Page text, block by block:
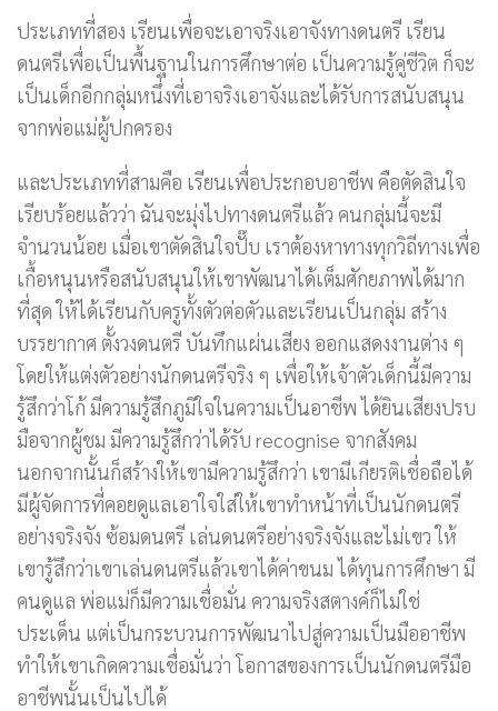
ประเภทที่สอง เรียนเพื่อจะเอาจริงเอาจังทางดนตรี เรียน
ดนตรีเพื่อเป็นพื้นฐานในการศึกษาต่อ เป็นความรู้คู่ชีวิต ก็จะ
เป็นเด็กอีกกลุ่มหนึ่งที่เอาจริงเอาจังและได้รับการสนับสนุน
จากพ่อแม่ผู้ปกครอง
และประเภทที่สามคือ เรียนเพื่อประกอบอาชีพ คือตัดสินใจ
เรียบร้อยแล้วว่า ฉันจะมุ่งไปทางดนตรีแล้ว คนกลุ่มนี้จะมี
จำนวนน้อย เมื่อเขาตัดสินใจปั๊บ เราต้องหาทางทุกวิถีทางเพื่อ
เกื้อหนุนหรือสนับสนุนให้เขาพัฒนาได้เต็มศักยภาพได้มาก
ที่สุด ให้ได้เรียนกับครูทั้งตัวต่อตัวและเรียนเป็นกลุ่ม สร้าง
บรรยากาศ ตั้งวงดนตรี บันทึกแผ่นเสียง ออกแสดงงานต่าง ๆ
โดยให้แต่งตัวอย่างนักดนตรีจริง ๆ เพื่อให้เจ้าตัวเด็กนี้มีความ
รู้สึกว่าโก้ มีความรู้สึกภูมิใจในความเป็นอาชีพ ได้ยินเสียงปรบ
มือจากผู้ชม มีความรู้สึกว่าได้รับ recognise จากสังคม
นอกจากนั้นก็สร้างให้เขามีความรู้สึกว่า เขามีเกียรติเชื่อถือได้
มีผู้จัดการที่คอยดูแลเอาใจใส่ให้เขาทำหน้าที่เป็นนักดนตรี
อย่างจริงจัง ซ้อมดนตรี เล่นดนตรีอย่างจริงจังและไม่เขว ให้
เขารู้สึกว่าเขาเล่นดนตรีแล้วเขาได้ค่าขนม ได้ทุนการศึกษา มี
คนดูแล พ่อแม่ก็มีความเชื่อมั่น ความจริงสตางค์ก็ไม่ใช่
ประเด็น แต่เป็นกระบวนการพัฒนาไปสู่ความเป็นมืออาชีพ
ทำให้เขาเกิดความเชื่อมั่นว่า โอกาสของการเป็นนักดนตรีมือ
อาชีพนั้นเป็นไปได้